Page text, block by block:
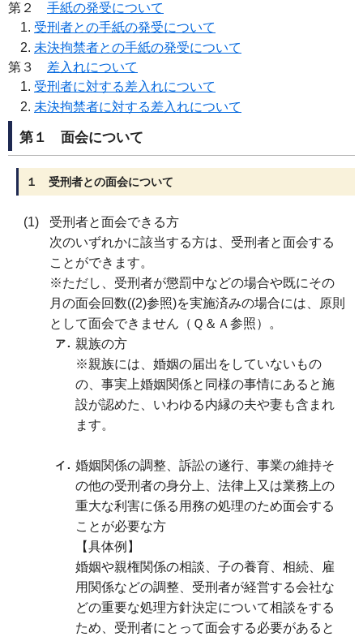
第２ 手紙の発受について
受刑者との手紙の発受について
未決拘禁者との手紙の発受について
第３ 差入れについて
受刑者に対する差入れについて
未決拘禁者に対する差入れについて
第１ 面会について
１ 受刑者との面会について
受刑者と面会できる方
次のいずれかに該当する方は、受刑者と面会する
ことができます。
※ただし、受刑者が懲罰中などの場合や既にその
月の面会回数((2)参照)を実施済みの場合には、原則
として面会できません（Ｑ＆Ａ参照）。
親族の方
※親族には、婚姻の届出をしていないもの
の、事実上婚姻関係と同様の事情にあると施
設が認めた、いわゆる内縁の夫や妻も含まれ
ます。
婚姻関係の調整、訴訟の遂行、事業の維持そ
の他の受刑者の身分上、法律上又は業務上の
重大な利害に係る用務の処理のため面会する
ことが必要な方
【具体例】
婚姻や親権関係の相談、子の養育、相続、雇
用関係などの調整、受刑者が経営する会社な
どの重要な処理方針決定について相談をする
ため、受刑者にとって面会する必要があると